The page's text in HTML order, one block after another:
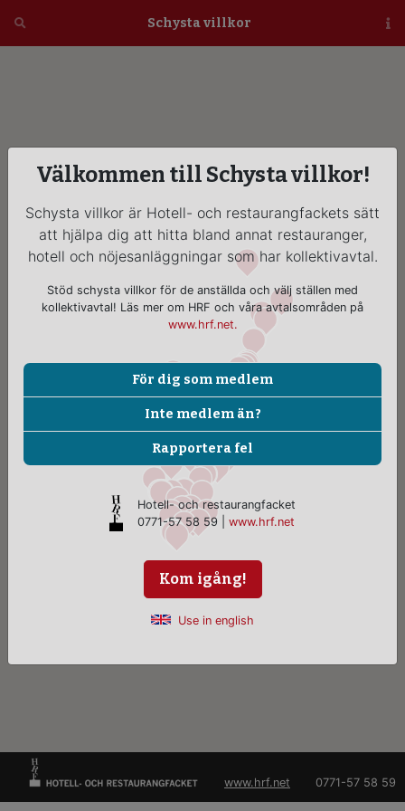
Schysta villkor
www.hrf.net 0771-57 58 59
Välkommen till Schysta villkor!
Schysta villkor är Hotell- och restaurangfackets sätt
att hjälpa dig att hitta bland annat restauranger,
hotell och nöjesanläggningar som har kollektivavtal.
Stöd schysta villkor för de anställda och välj ställen med
kollektivavtal! Läs mer om HRF och våra avtalsområden på
www.hrf.net.
För dig som medlem
Inte medlem än?
Rapportera fel
Hotell- och restaurangfacket
0771-57 58 59 |www.hrf.net
Kom igång!
Use in english